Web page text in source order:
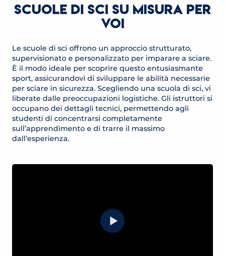
SCUOLE DI SCI SU MISURA PER
VOI
Le scuole di sci offrono un approccio strutturato,
supervisionato e personalizzato per imparare a sciare.
È il modo ideale per scoprire questo entusiasmante
sport, assicurandovi di sviluppare le abilità necessarie
per sciare in sicurezza. Scegliendo una scuola di sci, vi
liberate dalle preoccupazioni logistiche. Gli istruttori si
occupano dei dettagli tecnici, permettendo agli
studenti di concentrarsi completamente
sull’apprendimento e di trarre il massimo
dall’esperienza.